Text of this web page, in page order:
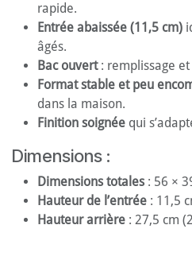
rapide.
Entrée abaissée (11,5 cm)
âgés.
Bac ouvert: remplissage
Format stable et peu
dans la maison.
Finition soignée qui
Dimensions :
Dimensions totales : 56 ×
Hauteur de l’entrée : 11,5
Hauteur arrière : 27,5 cm